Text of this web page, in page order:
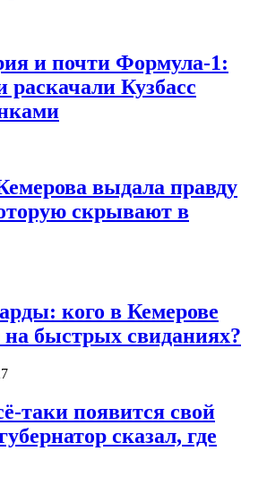
и почти Формула-1:
раскачали Кузбасс
выдала правду
скрывают в
кого в Кемерове
быстрых свиданиях?
таки появится свой
сказал, где